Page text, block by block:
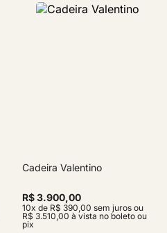
Cadeira Valentino
R$ 3.900,00
10x de R$ 390,00 sem juros ou
R$ 3.510,00 à vista no boleto ou
pix